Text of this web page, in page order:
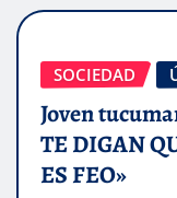
SOCIEDAD
Joven
TE DIGAN
ES FEO»